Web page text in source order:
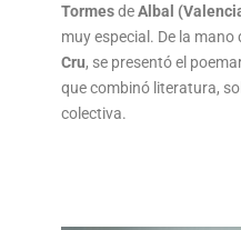
TormesdeAlbal
muy especial. De la mano
Cru, se presentó el
que combinó literatura,
colectiva.